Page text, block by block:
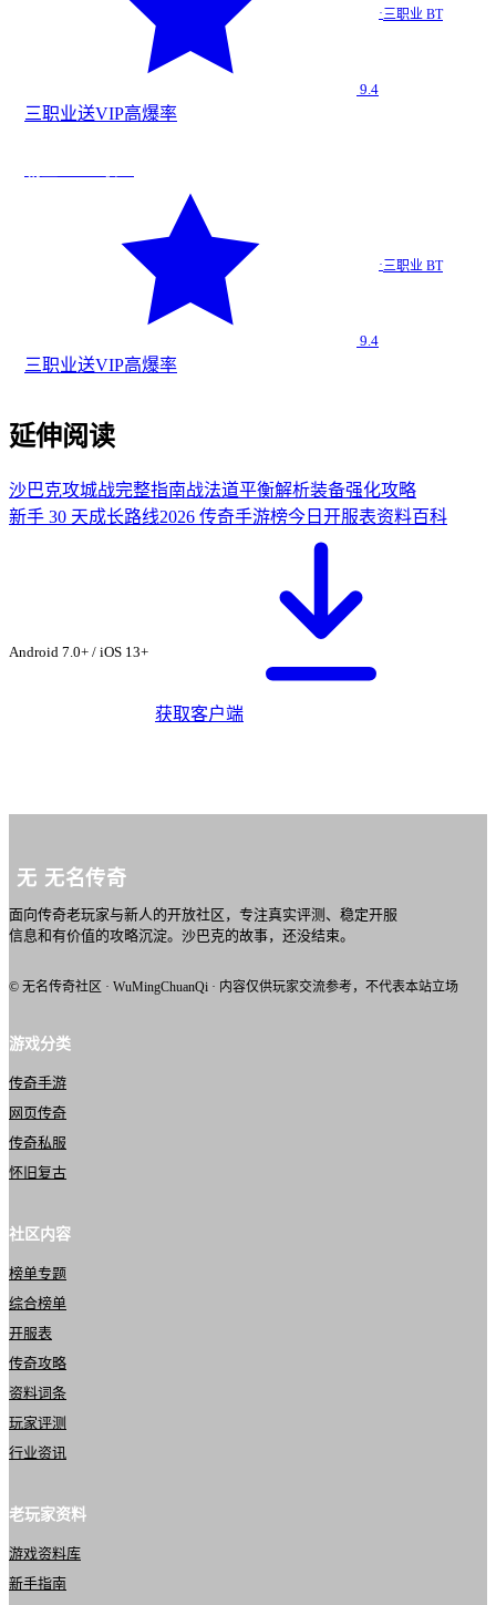
9.4
·三职业 BT
三职业送VIP高爆率
9.4
·三职业 BT
三职业送VIP高爆率
延伸阅读
沙巴克攻城战完整指南战法道平衡解析装备强化攻略
新手 30 天成长路线2026 传奇手游榜今日开服表资料百科
Android 7.0+ / iOS 13+
获取客户端
无 无名传奇
面向传奇老玩家与新人的开放社区，专注真实评测、稳定开服
信息和有价值的攻略沉淀。沙巴克的故事，还没结束。
© 无名传奇社区 · WuMingChuanQi · 内容仅供玩家交流参考，不代表本站立场
游戏分类
传奇手游
网页传奇
传奇私服
怀旧复古
社区内容
榜单专题
综合榜单
开服表
传奇攻略
资料词条
玩家评测
行业资讯
老玩家资料
游戏资料库
新手指南